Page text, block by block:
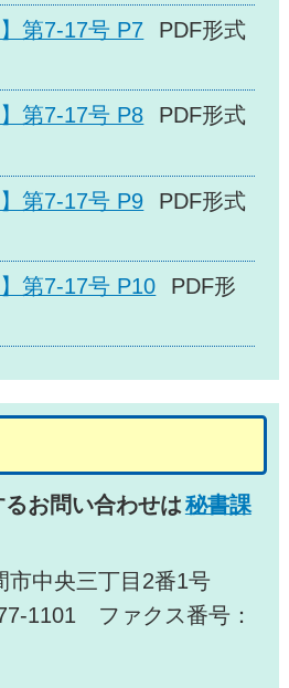
第7-17号 P7
PDF形式
第7-17号 P8
PDF形式
第7-17号 P9
PDF形式
第7-17号 P10
PDF形
お問い合わせは秘書課
中央三丁目2番1号
1101 ファクス番号：